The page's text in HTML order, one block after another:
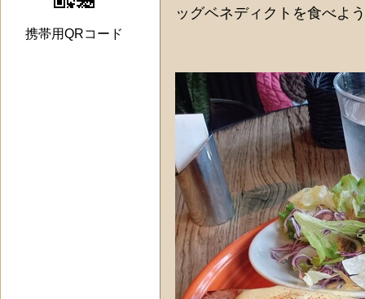
ッグベネディクトを食べよ
携帯用QRコード